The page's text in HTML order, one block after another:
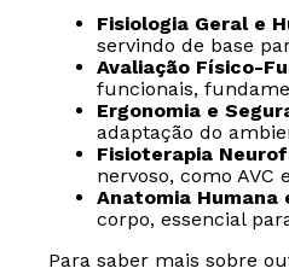
Fisiologia Geral e
servindo de base
Avaliação Físico-
funcionais,
Ergonomia e
adaptação do
Fisioterapia
nervoso, como AVC
Anatomia Humana
corpo, essencial
Para saber mais sobre